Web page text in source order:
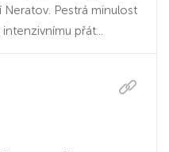
Pestrá minulost
přát...